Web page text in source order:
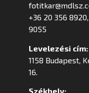
+36 20 356
9055
Levelezési cím:
1158 Budapest,
16.
Székhely: